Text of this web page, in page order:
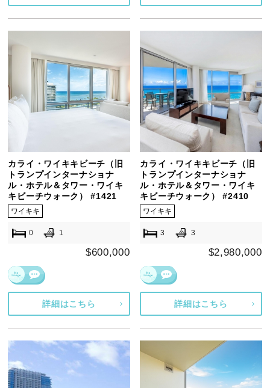
カライ・ワイキキビーチ（旧
トランプインターナショナ
ル・ホテル＆タワー・ワイキ
キビーチウォーク） #1421
ワイキキ
0 1
$600,000
詳細はこちら
カライ・ワイキキビーチ（旧
トランプインターナショナ
ル・ホテル＆タワー・ワイキ
キビーチウォーク） #2410
ワイキキ
3 3
$2,980,000
詳細はこちら